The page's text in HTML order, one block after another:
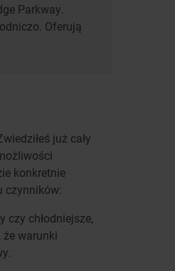
Parkway.
Oferują
już cały
konkretnie
czynników:
czy chłodniejsze,
warunki